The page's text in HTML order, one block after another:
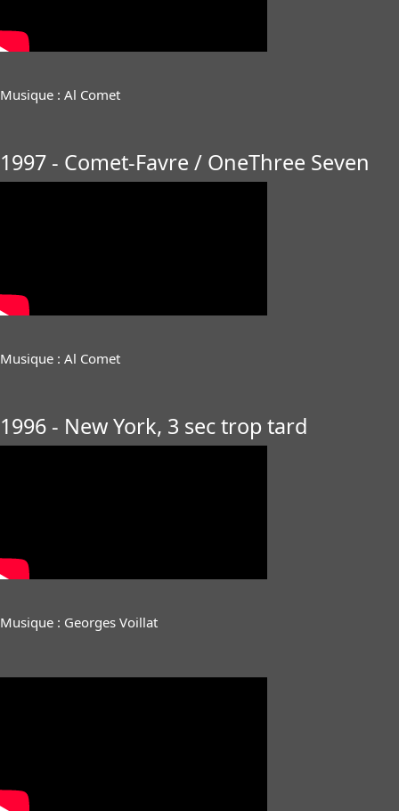
Musique : Al Comet
1997 - Comet-Favre / OneThree Seven
Musique : Al Comet
1996 - New York, 3 sec trop tard
Musique : Georges Voillat